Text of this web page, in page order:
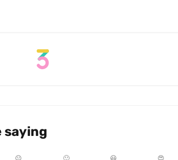
saying
😐 🙂 😃 😍